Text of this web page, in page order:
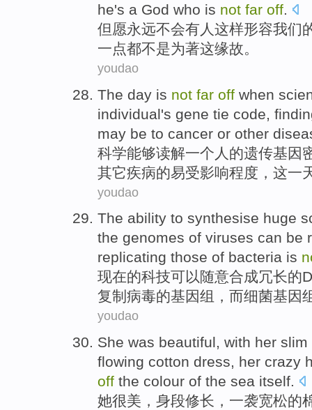
he's a God who is not far off.
但愿永远不会有人这样形容我们
一点都不是为著这缘故。
youdao
The day is not far off when
individual's gene tie code
may be to cancer or other
科学能够读解一个 人 的遗传基因
其它疾病的易受影响程度 ， 这一
youdao
The ability to synthesise huge
the genomes of viruses can be
replicating those of bacteria is
现在的科技可以随意合成冗长的
复制 病毒的基因组 ， 而细菌基因
youdao
She was beautiful, with her slim
flowing cotton dress, her crazy
off the colour of the sea itself.
她很美 ， 身段修长， 一袭宽松的